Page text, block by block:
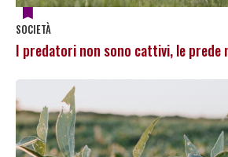
SOCIETÀ
I predatori non sono cattivi, le prede